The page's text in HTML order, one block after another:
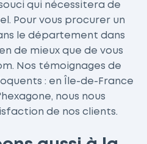
qui nécessitera de
Pour vous procurer un
le département dans
de mieux que de vous
Nos témoignages de
: en Île-de-France
nous nous
de nos clients.